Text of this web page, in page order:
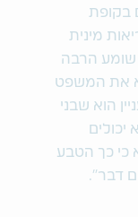
בקופת
מינית
שומע הרבה
את המשפט
הוא שבני
כי כך הטבע
דבר".